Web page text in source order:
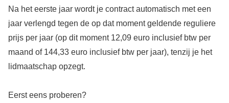
Na het eerste jaar wordt je contract automatisch met een
jaar verlengd tegen de op dat moment geldende reguliere
prijs per jaar (op dit moment 12,09 euro inclusief btw per
maand of 144,33 euro inclusief btw per jaar), tenzij je het
lidmaatschap opzegt.
Eerst eens proberen?